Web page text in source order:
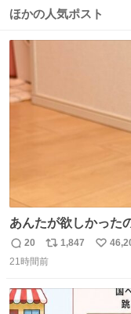
ほかの人気ポスト
あんたが欲しかった
た手形がコチラ
返
信
20
リ
ポ
ト
1,847
い
21時間前